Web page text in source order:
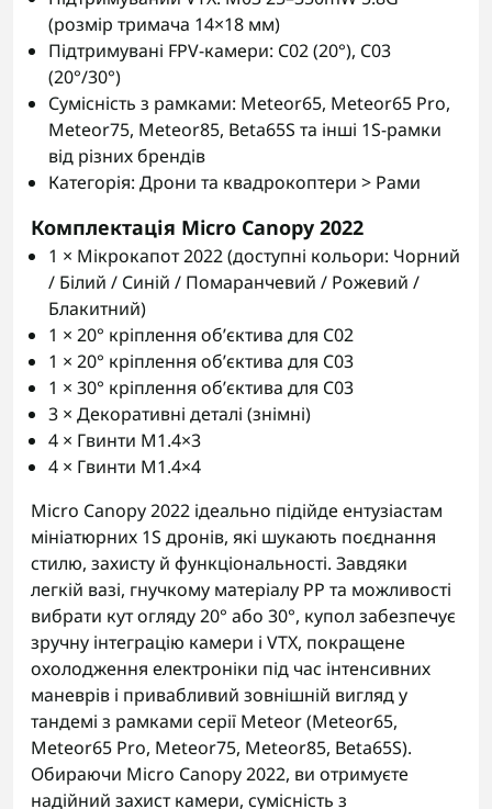
(розмір тримача 14×18 мм)
Підтримувані FPV-камери: C02 (20°), C03
(20°/30°)
Сумісність з рамками: Meteor65, Meteor65 Pro,
Meteor75, Meteor85, Beta65S та інші 1S-рамки
від різних брендів
Категорія: Дрони та квадрокоптери > Рами
Комплектація Micro Canopy 2022
1 × Мікрокапот 2022 (доступні кольори: Чорний
/ Білий / Синій / Помаранчевий / Рожевий /
Блакитний)
1 × 20° кріплення об’єктива для C02
1 × 20° кріплення об’єктива для C03
1 × 30° кріплення об’єктива для C03
3 × Декоративні деталі (знімні)
4 × Гвинти M1.4×3
4 × Гвинти M1.4×4
Micro Canopy 2022 ідеально підійде ентузіастам
мініатюрних 1S дронів, які шукають поєднання
стилю, захисту й функціональності. Завдяки
легкій вазі, гнучкому матеріалу PP та можливості
вибрати кут огляду 20° або 30°, купол забезпечує
зручну інтеграцію камери і VTX, покращене
охолодження електроніки під час інтенсивних
маневрів і привабливий зовнішній вигляд у
тандемі з рамками серії Meteor (Meteor65,
Meteor65 Pro, Meteor75, Meteor85, Beta65S).
Обираючи Micro Canopy 2022, ви отримуєте
надійний захист камери, сумісність з